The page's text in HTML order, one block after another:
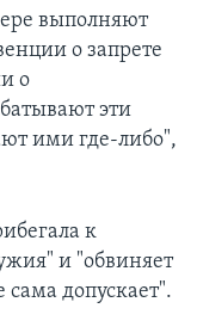
выполняют
о запрете
о
эти
ими где-либо",
к
и "обвиняет
допускает".